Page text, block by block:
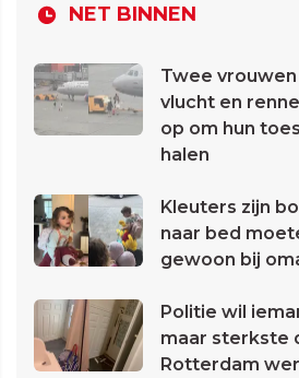
NET BINNEN
Twee vrouwen
vlucht en
op om hun
halen
Kleuters zijn
naar bed
gewoon bij
Politie wil
maar sterkste
Rotterdam